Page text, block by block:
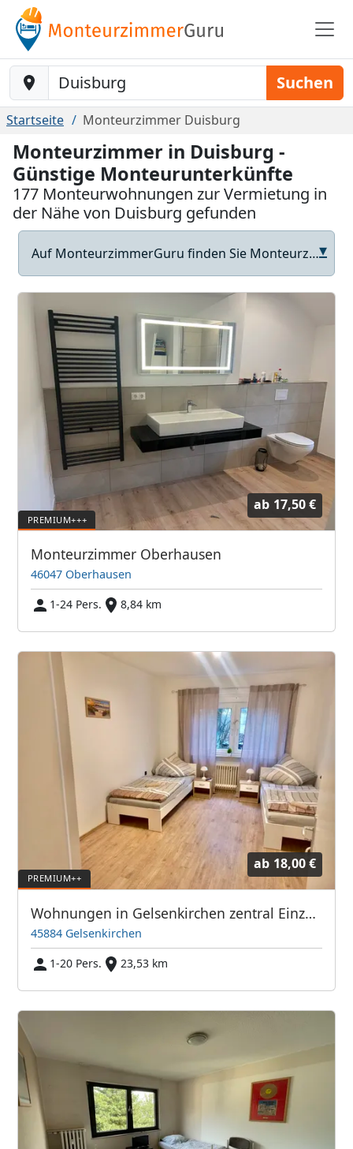
Baustelle-Location Suchen
Startseite Monteurzimmer Duisburg
Monteurzimmer in Duisburg -
Günstige Monteurunterkünfte
177 Monteurwohnungen zur Vermietung in
der Nähe von Duisburg gefunden
Auf MonteurzimmerGuru finden Sie Monteurzimmer und Monteurunterkünfte in Duisburg – günstig, flexibel und direkt beim Vermieter.▾
ab 17,50 €
Monteurzimmer Oberhausen
46047 Oberhausen
1-24 Pers.
8,84 km
ab 18,00 €
Wohnungen in Gelsenkirchen zentral Einzelzimmer/DoppelzimmerPremium
45884 Gelsenkirchen
1-20 Pers.
23,53 km